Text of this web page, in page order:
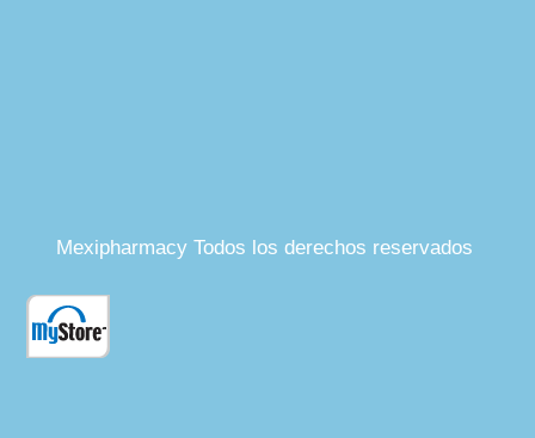
Mexipharmacy Todos los derechos reservados